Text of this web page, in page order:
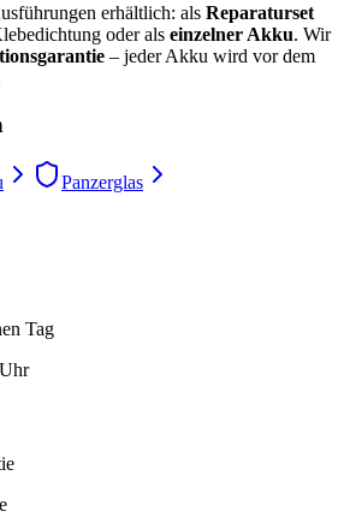
erhältlich: als Reparaturset
oder als einzelner Akku. Wir
– jeder Akku wird vor dem
Panzerglas
Tag